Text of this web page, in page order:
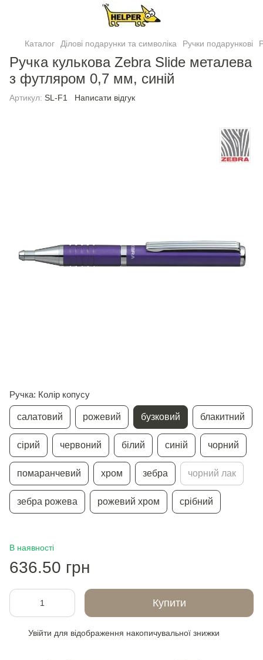
Каталог Ділові подарунки та символіка Ручки подарункові
Ручка кулькова Zebra Slide металева
з футляром 0,7 мм, синій
Артикул: SL-F1 Написати відгук
Ручка: Колір копусу
салатовий рожевий бузковий блакитний
сірий червоний білий синій чорний
помаранчевий хром зебра чорний лак
зебра рожева рожевий хром срібний
В наявності
636.50 грн
Купити
Увійти для відображення накопичувальної знижки